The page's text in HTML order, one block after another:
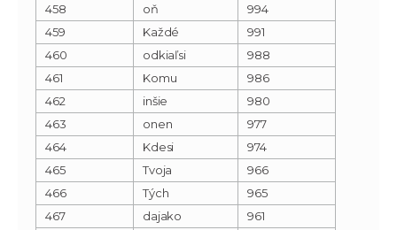
458
oň
994
459
Každé
991
460
odkiaľsi
988
461
Komu
986
462
inšie
980
463
onen
977
464
Kdesi
974
465
Tvoja
966
466
Tých
965
467
dajako
961